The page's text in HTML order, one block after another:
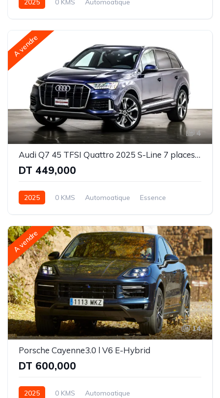
2025 0 KMS
Automoatique
A vendre
4
Audi Q7 45 TFSI Quattro 2025 S-Line 7 places BVA
DT 449,000
2025 0 KMS Automoatique
Essence
A vendre
14
Porsche Cayenne3.0 l V6 E-Hybrid
DT 600,000
2025 0 KMS Automoatique